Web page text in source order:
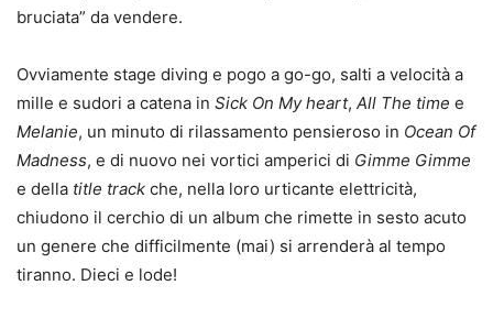
bruciata” da vendere.
Ovviamente stage diving e pogo a go-go, salti a velocità a
mille e sudori a catena in Sick On My heart, All The time e
Melanie, un minuto di rilassamento pensieroso in Ocean Of
Madness, e di nuovo nei vortici amperici di Gimme Gimme
e della title track che, nella loro urticante elettricità,
chiudono il cerchio di un album che rimette in sesto acuto
un genere che difficilmente (mai) si arrenderà al tempo
tiranno. Dieci e lode!